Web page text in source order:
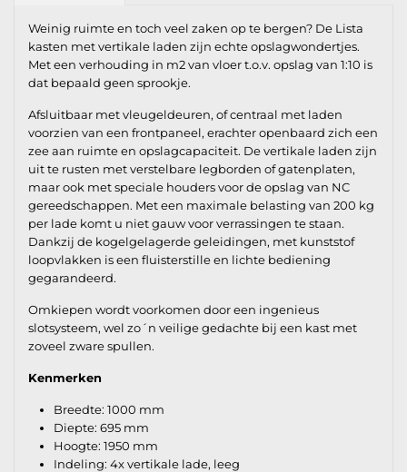
Weinig ruimte en toch veel zaken op te bergen? De Lista
kasten met vertikale laden zijn echte opslagwondertjes.
Met een verhouding in m2 van vloer t.o.v. opslag van 1:10 is
dat bepaald geen sprookje.
Afsluitbaar met vleugeldeuren, of centraal met laden
voorzien van een frontpaneel, erachter openbaard zich een
zee aan ruimte en opslagcapaciteit. De vertikale laden zijn
uit te rusten met verstelbare legborden of gatenplaten,
maar ook met speciale houders voor de opslag van NC
gereedschappen. Met een maximale belasting van 200 kg
per lade komt u niet gauw voor verrassingen te staan.
Dankzij de kogelgelagerde geleidingen, met kunststof
loopvlakken is een fluisterstille en lichte bediening
gegarandeerd.
Omkiepen wordt voorkomen door een ingenieus
slotsysteem, wel zo´n veilige gedachte bij een kast met
zoveel zware spullen.
Kenmerken
Breedte: 1000 mm
Diepte: 695 mm
Hoogte: 1950 mm
Indeling: 4x vertikale lade, leeg